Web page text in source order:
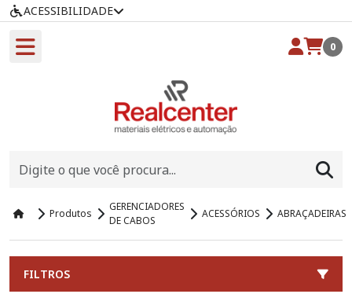
ACESSIBILIDADE
0
Produtos
GERENCIADORES
DE CABOS
ACESSÓRIOS ABRAÇADEIRAS
FILTROS